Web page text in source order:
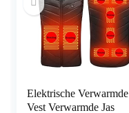
Elektrische Verwarmde
Vest Verwarmde Jas